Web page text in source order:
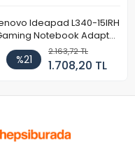
Ideapad L340-15IRH
Notebook Adaptör
Cihazı Şarj Aleti (150W)
%21
2.163,72 TL
1.708,20 TL